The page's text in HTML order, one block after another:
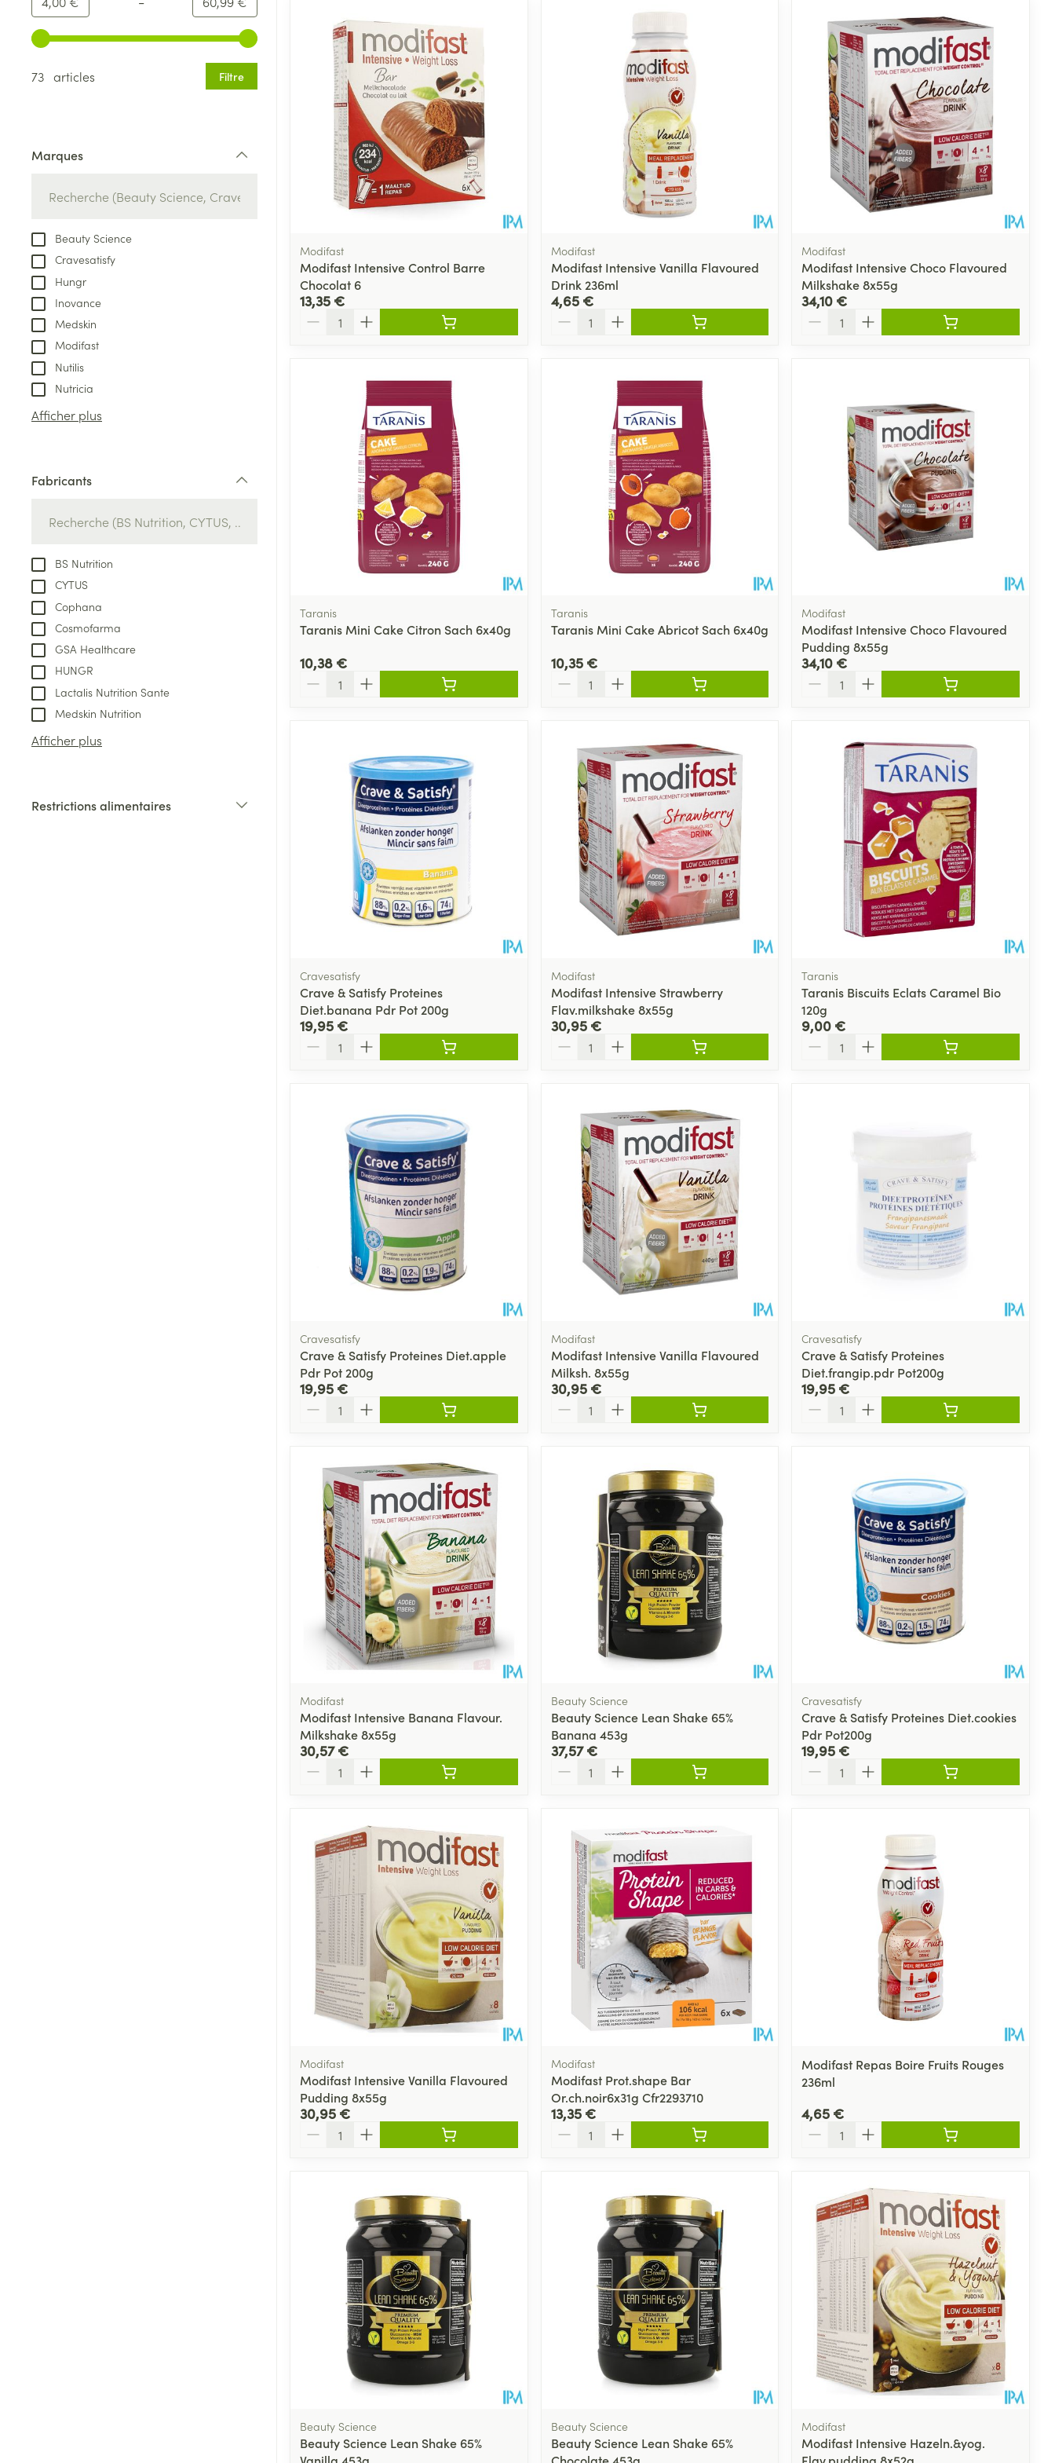
Utilisez les touches fléchées gauche et droite pour ajuster les valeurs minimales et maximales du prix.
73 articles
Filtre
Marques
Beauty Science
Cravesatisfy
Hungr
Inovance
Medskin
Modifast
Nutilis
Nutricia
Afficher plus
Fabricants
BS Nutrition
CYTUS
Cophana
Cosmofarma
GSA Healthcare
HUNGR
Lactalis Nutrition Sante
Medskin Nutrition
Afficher plus
Restrictions alimentaires
Modifast
Modifast Intensive Control Barre
Chocolat 6
13,35 €
Quantité
Modifast
Modifast Intensive Vanilla Flavoured
Drink 236ml
4,65 €
Quantité
Modifast
Modifast Intensive Choco Flavoured
Milkshake 8x55g
34,10 €
Quantité
Taranis
Taranis Mini Cake Citron Sach 6x40g
10,38 €
Quantité
Taranis
Taranis Mini Cake Abricot Sach 6x40g
10,35 €
Quantité
Modifast
Modifast Intensive Choco Flavoured
Pudding 8x55g
34,10 €
Quantité
Cravesatisfy
Crave & Satisfy Proteines
Diet.banana Pdr Pot 200g
19,95 €
Quantité
Modifast
Modifast Intensive Strawberry
Flav.milkshake 8x55g
30,95 €
Quantité
Taranis
Taranis Biscuits Eclats Caramel Bio
120g
9,00 €
Quantité
Cravesatisfy
Crave & Satisfy Proteines Diet.apple
Pdr Pot 200g
19,95 €
Quantité
Modifast
Modifast Intensive Vanilla Flavoured
Milksh. 8x55g
30,95 €
Quantité
Cravesatisfy
Crave & Satisfy Proteines
Diet.frangip.pdr Pot200g
19,95 €
Quantité
Modifast
Modifast Intensive Banana Flavour.
Milkshake 8x55g
30,57 €
Quantité
Beauty Science
Beauty Science Lean Shake 65%
Banana 453g
37,57 €
Quantité
Cravesatisfy
Crave & Satisfy Proteines Diet.cookies
Pdr Pot200g
19,95 €
Quantité
Modifast
Modifast Intensive Vanilla Flavoured
Pudding 8x55g
30,95 €
Quantité
Modifast
Modifast Prot.shape Bar
Or.ch.noir6x31g Cfr2293710
13,35 €
Quantité
Modifast Repas Boire Fruits Rouges
236ml
4,65 €
Quantité
Beauty Science
Beauty Science Lean Shake 65%
Vanilla 453g
Beauty Science
Beauty Science Lean Shake 65%
Chocolate 453g
Modifast
Modifast Intensive Hazeln.&yog.
Flav.pudding 8x52g